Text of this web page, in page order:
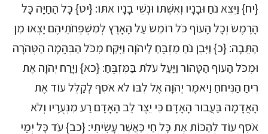
{יח} וַיֵּצֵא נֹחַ וּבָנָיו וְאִשְׁתּוֹ וּנְשֵׁי בָנָיו אִתּוֹ: {יט} כָּל הַחַיָּה כָּל
הָרֶמֶשׂ וְכָל הָעוֹף כֹּל רוֹמֵשׂ עַל הָאָרֶץ לְמִשְׁפְּחֹתֵיהֶם יָצְאוּ מִן
הַתֵּבָה: {כ} וַיִּבֶן נֹחַ מִזְבֵּחַ לַיהֹוָה וַיִּקַּח מִכֹּל הַבְּהֵמָה הַטְּהֹרָה
וּמִכֹּל הָעוֹף הַטָּהוֹר וַיַּעַל עֹלֹת בַּמִּזְבֵּחַ: {כא} וַיָּרַח יְהֹוָה אֶת
רֵיחַ הַנִּיחֹחַ וַיֹּאמֶר יְהֹוָה אֶל לִבּוֹ לֹא אֹסִף לְקַלֵּל עוֹד אֶת
הָאֲדָמָה בַּעֲבוּר הָאָדָם כִּי יֵצֶר לֵב הָאָדָם רַע מִנְּעֻרָיו וְלֹא
אֹסִף עוֹד לְהַכּוֹת אֶת כָּל חַי כַּאֲשֶׁר עָשִׂיתִי: {כב} עֹד כָּל יְמֵי